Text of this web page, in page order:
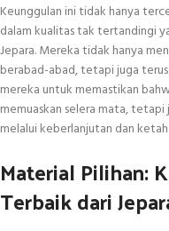
Keunggulan ini tidak hanya
dalam kualitas tak tertandingi
Jepara. Mereka tidak hanya
berabad-abad, tetapi juga
mereka untuk memastikan
memuaskan selera mata,
melalui keberlanjutan dan
Material Pilihan:
Terbaik dari